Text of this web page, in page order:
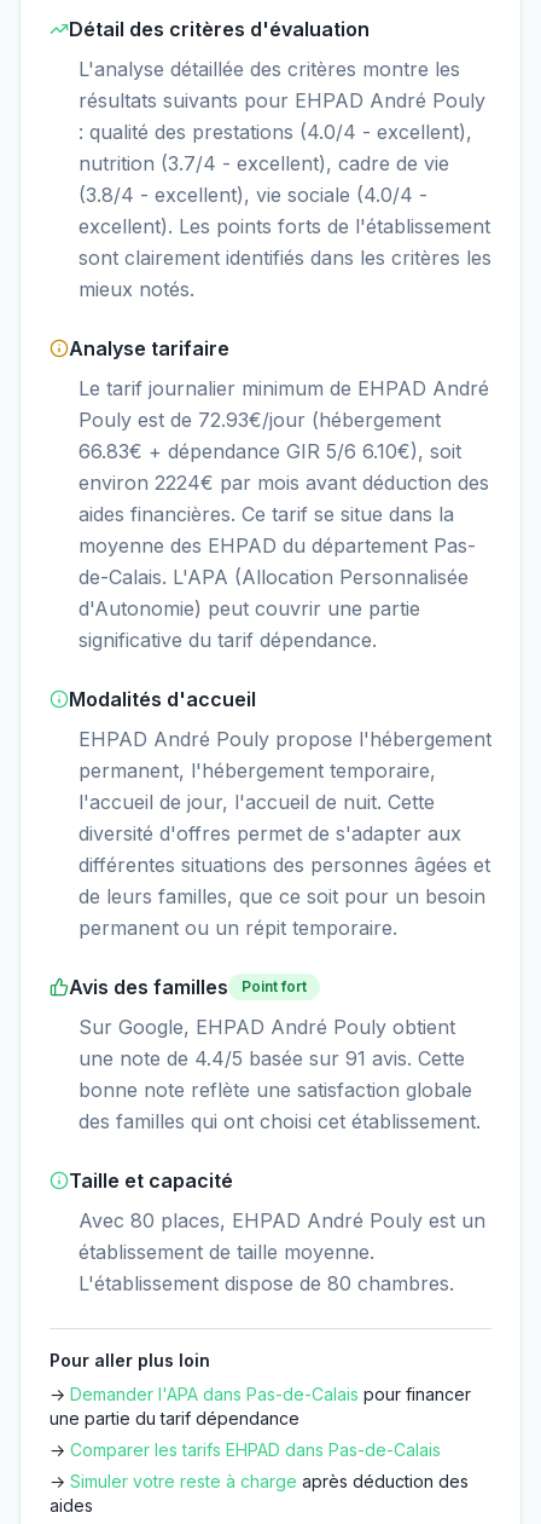
Détail des critères d'évaluation
L'analyse détaillée des critères montre les
résultats suivants pour EHPAD André Pouly
: qualité des prestations (4.0/4 - excellent),
nutrition (3.7/4 - excellent), cadre de vie
(3.8/4 - excellent), vie sociale (4.0/4 -
excellent). Les points forts de l'établissement
sont clairement identifiés dans les critères les
mieux notés.
Analyse tarifaire
Le tarif journalier minimum de EHPAD André
Pouly est de 72.93€/jour (hébergement
66.83€ + dépendance GIR 5/6 6.10€), soit
environ 2224€ par mois avant déduction des
aides financières. Ce tarif se situe dans la
moyenne des EHPAD du département Pas-
de-Calais. L'APA (Allocation Personnalisée
d'Autonomie) peut couvrir une partie
significative du tarif dépendance.
Modalités d'accueil
EHPAD André Pouly propose l'hébergement
permanent, l'hébergement temporaire,
l'accueil de jour, l'accueil de nuit. Cette
diversité d'offres permet de s'adapter aux
différentes situations des personnes âgées et
de leurs familles, que ce soit pour un besoin
permanent ou un répit temporaire.
Avis des familles Point fort
Sur Google, EHPAD André Pouly obtient
une note de 4.4/5 basée sur 91 avis. Cette
bonne note reflète une satisfaction globale
des familles qui ont choisi cet établissement.
Taille et capacité
Avec 80 places, EHPAD André Pouly est un
établissement de taille moyenne.
L'établissement dispose de 80 chambres.
Pour aller plus loin
→ Demander l'APA dans Pas-de-Calais pour financer
une partie du tarif dépendance
→ Comparer les tarifs EHPAD dans Pas-de-Calais
→ Simuler votre reste à charge après déduction des
aides